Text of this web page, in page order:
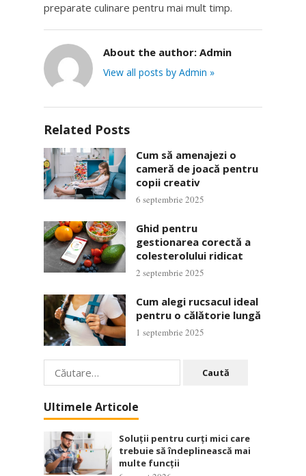
preparate culinare pentru mai mult timp.
About the author: Admin
View all posts by Admin »
Related Posts
Cum să amenajezi o
cameră de joacă pentru
copii creativ
6 septembrie 2025
Ghid pentru
gestionarea corectă a
colesterolului ridicat
2 septembrie 2025
Cum alegi rucsacul ideal
pentru o călătorie lungă
1 septembrie 2025
Caută
după:
Ultimele Articole
Soluții pentru curți mici care
trebuie să îndeplinească mai
multe funcții